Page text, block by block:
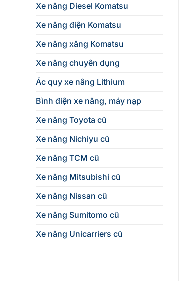
Xe nâng Diesel Komatsu
Xe nâng điện Komatsu
Xe nâng xăng Komatsu
Xe nâng chuyên dụng
Ác quy xe nâng Lithium
Bình điện xe nâng, máy nạp
Xe nâng Toyota cũ
Xe nâng Nichiyu cũ
Xe nâng TCM cũ
Xe nâng Mitsubishi cũ
Xe nâng Nissan cũ
Xe nâng Sumitomo cũ
Xe nâng Unicarriers cũ